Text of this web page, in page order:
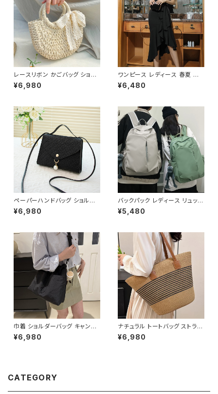
レースリボン かごバッグ ショル
ダーバッグ レディース 韓国風
春夏 ナチュラルスタイル リゾー
¥6,980
ワンピース レディース 春夏 秋
冬 春 夏 秋 冬 黒 ドレス マーメ
イドワンピース ドレスワンピー
レス 結婚式 パーティー お呼ば
れ ブラック ワインレッド ボルド
ー 10代 20代 30代 40代 C-D
SS1014
¥6,480
ペーパーハンドバッグ ショルダ
ーバッグ パールチャームバッグ
レディース バック 軽量 カジュア
¥6,980
バックパック レディース リュック
春夏 秋冬 春 夏 秋 冬 黒 バッグ
大容量 リュックサック かばん ロ
中学生 男の子 女の子 A4 B4
シンプル バッグパック バック ロ
ゴ ブラック アイボリー ピンク ラ
イトグリーン グレー バッグパッ
ク 学校 カレッジコーデ カジュ
アル デイリー お出かけ K-B00
43
¥5,480
巾着 ショルダーバッグ キャンバ
ス 肩掛けバッグ レディース バッ
グ 大容量 軽量 ナチュラル カジ
¥6,980
ナチュラル トートバッグ ストライ
プデザイン かごバッグ レディー
ス バック 肩掛け 大容量 軽量
¥6,980
CATEGORY